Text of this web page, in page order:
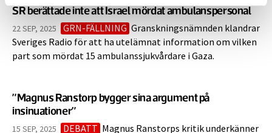
SR berättade inte att Israel mördat ambulanspersonal
22 SEP, 2025 GRN-FÄLLNING Granskningsnämnden klandrar
Sveriges Radio för att ha utelämnat information om vilken
part som mördat 15 ambulanssjukvårdare i Gaza.
”Magnus Ranstorp bygger sina argument på
insinuationer”
15 SEP, 2025 DEBATT Magnus Ranstorps kritik underkänner